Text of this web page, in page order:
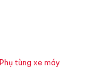
Phụ tùng xe máy